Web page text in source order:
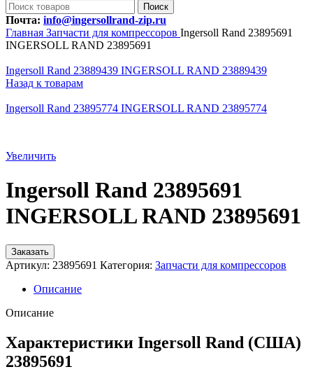
Поиск
Почта: info@ingersollrand-zip.ru
Главная Запчасти для компрессоров Ingersoll Rand 23895691
INGERSOLL RAND 23895691
Ingersoll Rand 23889439 INGERSOLL RAND 23889439
Назад к товарам
Ingersoll Rand 23895774 INGERSOLL RAND 23895774
Увеличить
Ingersoll Rand 23895691
INGERSOLL RAND 23895691
Заказать
Артикул: 23895691 Категория: Запчасти для компрессоров
Описание
Описание
Характеристики Ingersoll Rand (США)
23895691